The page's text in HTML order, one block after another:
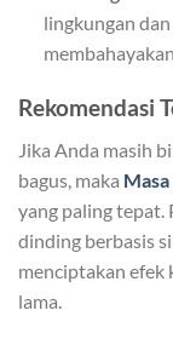
lingkungan
Rekomendasi
Jika Anda masih
bagus, maka
yang paling tepat.
dinding berbasis
menciptakan efek
lama.